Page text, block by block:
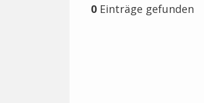
0 Einträge gefunden